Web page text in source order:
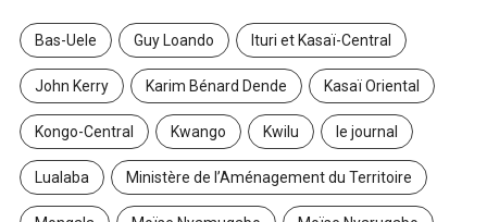
Bas-Uele Guy Loando Ituri et Kasaï-Central
John Kerry Karim Bénard Dende Kasaï Oriental
Kongo-Central Kwango Kwilu le journal
Lualaba Ministère de l’Aménagement du Territoire